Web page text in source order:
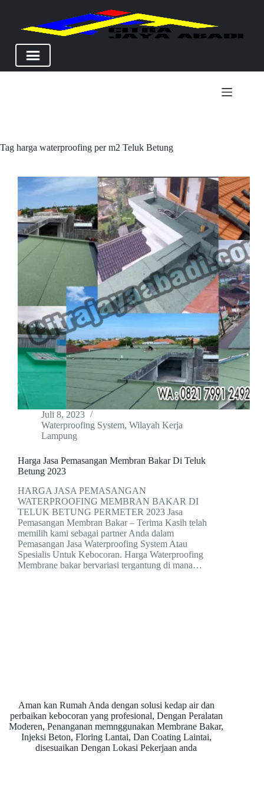
Tag harga waterproofing per m2 Teluk Betung
Juli 8, 2023
Waterproofing System, Wilayah Kerja
Lampung
Harga Jasa Pemasangan Membran Bakar Di Teluk
Betung 2023
HARGA JASA PEMASANGAN
WATERPROOFING MEMBRAN BAKAR DI
TELUK BETUNG PERMETER 2023 Jasa
Pemasangan Membran Bakar – Terima Kasih telah
memilih kami sebagai partner Anda dalam
Pemasangan Jasa Waterproofing System Atau
Spesialis Untuk Kebocoran. Harga Waterproofing
Membrane bakar bervariasi tergantung di mana…
Aman kan Rumah Anda dengan solusi kedap air dan
perbaikan kebocoran yang profesional, Dengan Peralatan
Moderen, Penanganan memnggunakan Membrane Bakar,
Injeksi Beton, Floring Lantai, Dan Coating Laintai,
disesuaikan Dengan Lokasi Pekerjaan anda